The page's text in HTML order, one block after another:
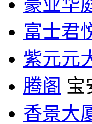
富士君
紫元元
腾阁 宝
香景大